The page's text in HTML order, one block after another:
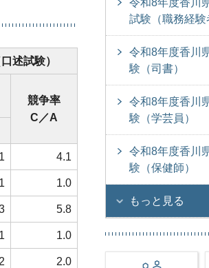
述試験）
競争率
C／A
4.1
1 1.0
5.8
1 1.0
2 2.0
令和8年度香川
試験（職務経験
令和8年度香川
験（司書）
令和8年度香川
験（学芸員）
令和8年度香川
験（保健師）
もっと見る